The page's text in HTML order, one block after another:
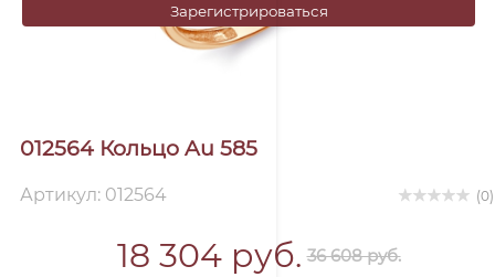
012564 Кольцо Au 585
Артикул: 012564 (0)
18 304 руб. 36 608 руб.
Зарегистрироваться